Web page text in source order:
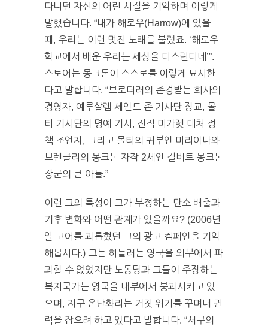
다니던 자신의 어린 시절을 기억하며 이렇게
말했습니다. “내가 해로우(Harrow)에 있을
때, 우리는 이런 멋진 노래를 불렀죠. ‘해로우
학교에서 배운 우리는 세상을 다스린다네’”.
스토어는 몽크톤이 스스로를 이렇게 묘사한
다고 말합니다. “브로더러의 존경받는 회사의
경영자, 예루살렘 세인트 존 기사단 장교, 몰
타 기사단의 명예 기사, 전직 마가렛 대처 정
책 조언자, 그리고 몰타의 귀부인 마리아나와
브렌클리의 몽크톤 자작 2세인 길버트 몽크톤
장군의 큰 아들.”
이런 그의 특성이 그가 부정하는 탄소 배출과
기후 변화와 어떤 관계가 있을까요? (2006년
알 고어를 괴롭혔던 그의 광고 켐페인을 기억
해봅시다.) 그는 히틀러는 영국을 외부에서 파
괴할 수 없었지만 노동당과 그들이 주장하는
복지국가는 영국을 내부에서 붕괴시키고 있
으며, 지구 온난화라는 거짓 위기를 꾸며내 권
력을 잡으려 하고 있다고 말합니다. “서구의